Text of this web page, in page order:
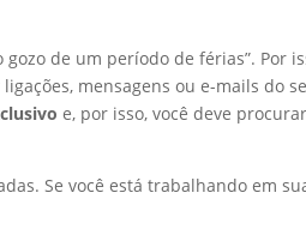
de um período de férias”. Por
mensagens ou e-mails do
e, por isso, você deve procurar
Se você está trabalhando em